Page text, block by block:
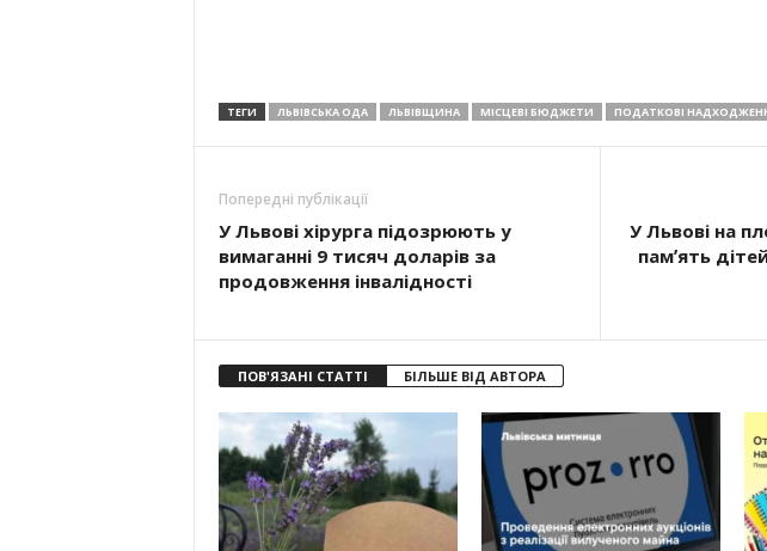
ТЕГИ ЛЬВІВСЬКА ОДА ЛЬВІВЩИНА МІСЦЕВІ БЮДЖЕТИ ПОДАТКОВІ
Попередні публікації
У Львові хірурга підозрюють у
вимаганні 9 тисяч доларів за
продовження інвалідності
У Львові на
памʼять
ПОВ'ЯЗАНІ СТАТТІ БІЛЬШЕ ВІД АВТОРА